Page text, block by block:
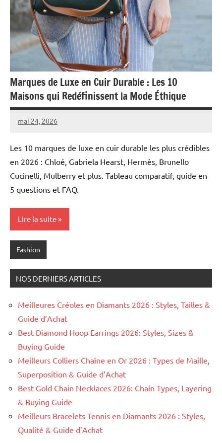
Marques de Luxe en Cuir Durable : Les 10
Maisons qui Redéfinissent la Mode Éthique
mai 24, 2026
Raoul
Les 10 marques de luxe en cuir durable les plus crédibles
en 2026 : Chloé, Gabriela Hearst, Hermès, Brunello
Cucinelli, Mulberry et plus. Tableau comparatif, guide en
5 questions et FAQ.
Lire la suite
Fashion
NOS DERNIERS ARTICLES
Meilleures Créoles en Diamants 2026 : Styles, Tailles &
Guide d’Achat
Best Diamond Hoop Earrings 2026: Styles, Sizes &
Buying Guide
Meilleurs Colliers Chaîne en Or 2026 : Types de Maille,
Superposition & Guide d’Achat
Best Gold Chain Necklaces 2026: Chain Types, Layering
& Buying Guide
Meilleurs Bracelets Tennis en Diamants 2026 : Styles,
Qualité & Guide d’Achat